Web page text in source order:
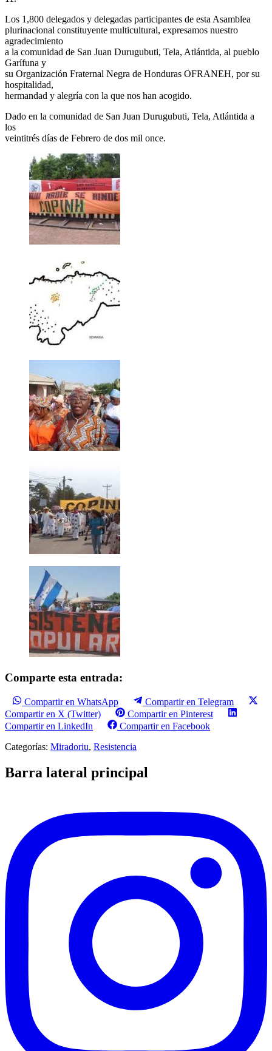
Los 1,800 delegados y delegadas participantes de esta Asamblea
plurinacional constituyente multicultural, expresamos nuestro
agradecimiento
a la comunidad de San Juan Durugubuti, Tela, Atlántida, al pueblo
Garífuna y
su Organización Fraternal Negra de Honduras OFRANEH, por su
hospitalidad,
hermandad y alegría con la que nos han acogido.
Dado en la comunidad de San Juan Durugubuti, Tela, Atlántida a
los
veintitrés días de Febrero de dos mil once.
Comparte esta entrada:
Compartir en WhatsApp
Compartir en Telegram
Compartir en X (Twitter)
Compartir en Pinterest
Compartir en LinkedIn
Compartir en Facebook
Categorías: Miradoriu, Resistencia
Barra lateral principal